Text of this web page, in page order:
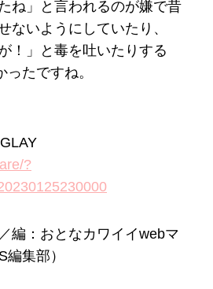
ね」と言われるのが嫌で昔
ないようにしていたり、
！」と毒を吐いたりする
たですね。
?
編：おとなカワイイwebマ
集部）